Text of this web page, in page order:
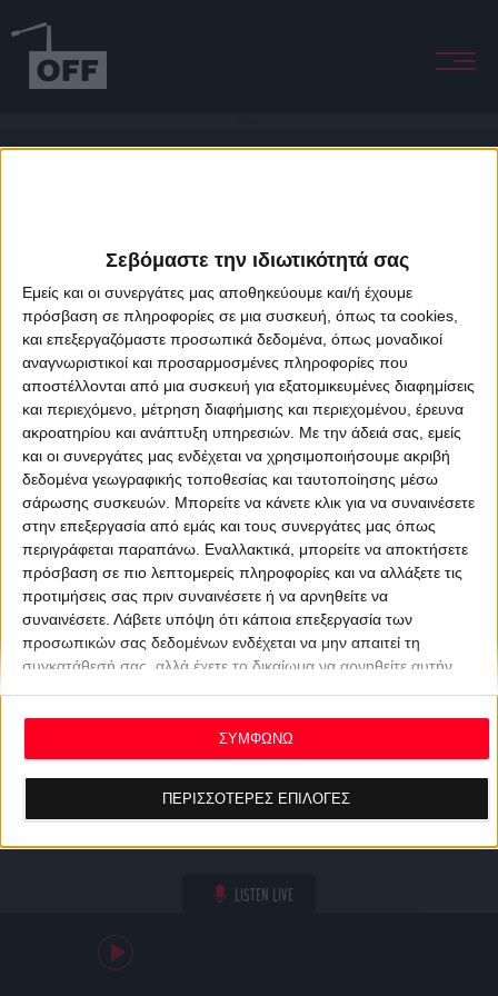
Σεβόμαστε την ιδιωτικότητά σας
Εμείς και οι συνεργάτες μας αποθηκεύουμε και/ή έχουμε
πρόσβαση σε πληροφορίες σε μια συσκευή, όπως τα cookies,
και επεξεργαζόμαστε προσωπικά δεδομένα, όπως μοναδικοί
αναγνωριστικοί και προσαρμοσμένες πληροφορίες που
αποστέλλονται από μια συσκευή για εξατομικευμένες διαφημίσεις
και περιεχόμενο, μέτρηση διαφήμισης και περιεχομένου, έρευνα
ακροατηρίου και ανάπτυξη υπηρεσιών. Με την άδειά σας, εμείς
και οι συνεργάτες μας ενδέχεται να χρησιμοποιήσουμε ακριβή
δεδομένα γεωγραφικής τοποθεσίας και ταυτοποίησης μέσω
σάρωσης συσκευών. Μπορείτε να κάνετε κλικ για να συναινέσετε
στην επεξεργασία από εμάς και τους συνεργάτες μας όπως
περιγράφεται παραπάνω. Εναλλακτικά, μπορείτε να αποκτήσετε
πρόσβαση σε πιο λεπτομερείς πληροφορίες και να αλλάξετε τις
προτιμήσεις σας πριν συναινέσετε ή να αρνηθείτε να
συναινέσετε. Λάβετε υπόψη ότι κάποια επεξεργασία των
προσωπικών σας δεδομένων ενδέχεται να μην απαιτεί τη
συγκατάθεσή σας, αλλά έχετε το δικαίωμα να αρνηθείτε αυτήν
ανακαλέσετε τη συγκατάθεσή σας ανά πάσα στιγμή
επιστρέφοντας σε αυτόν τον ιστότοπο και κάνοντας κλικ στο
κουμπί "Απορρήτου" στο κάτω μέρος της ιστοσελίδας.
ΠΕΡΙΣΣΟΤΕΡΕΣ ΕΠΙΛΟΓΕΣ
ΣΥΜΦΩΝΩ
LISTEN LIVE
About Offradio Business Class Terms & Conditions
Privacy Policy
Designed & developed byporcupine colors&Fotis Alexandrou